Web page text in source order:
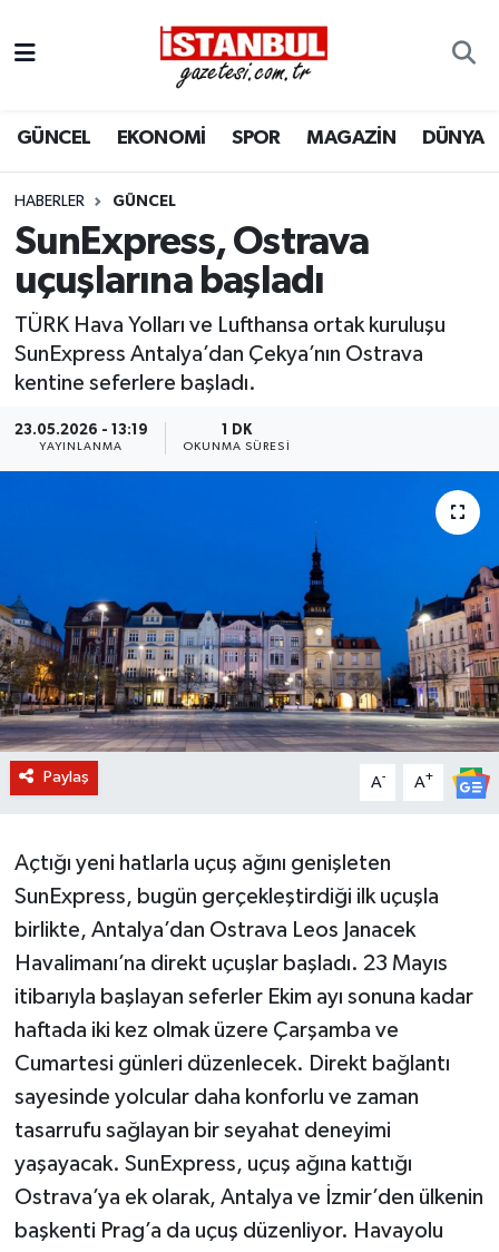
GÜNCEL EKONOMİ SPOR MAGAZİN DÜNYA
HABERLER GÜNCEL
SunExpress, Ostrava
uçuşlarına başladı
TÜRK Hava Yolları ve Lufthansa ortak kuruluşu
SunExpress Antalya’dan Çekya’nın Ostrava
kentine seferlere başladı.
23.05.2026 - 13:19
YAYINLANMA
1 DK
OKUNMA SÜRESI
Paylaş A- A+
Açtığı yeni hatlarla uçuş ağını genişleten
SunExpress, bugün gerçekleştirdiği ilk uçuşla
birlikte, Antalya’dan Ostrava Leos Janacek
Havalimanı’na direkt uçuşlar başladı. 23 Mayıs
itibarıyla başlayan seferler Ekim ayı sonuna kadar
haftada iki kez olmak üzere Çarşamba ve
Cumartesi günleri düzenlecek. Direkt bağlantı
sayesinde yolcular daha konforlu ve zaman
tasarrufu sağlayan bir seyahat deneyimi
yaşayacak. SunExpress, uçuş ağına kattığı
Ostrava’ya ek olarak, Antalya ve İzmir’den ülkenin
başkenti Prag’a da uçuş düzenliyor. Havayolu
EKONOMİ
İSTANBUL
DÜNYA
MAGAZİN
KÜLTÜR SANAT
OTOMOBİL
KURUMSAL
Nöbetçi Eczaneler
Hava Durumu
Trafik Durumu
Süper Lig Puan Durumu ve Fikstür
Son Dakika Haberleri
Haber Arşivi